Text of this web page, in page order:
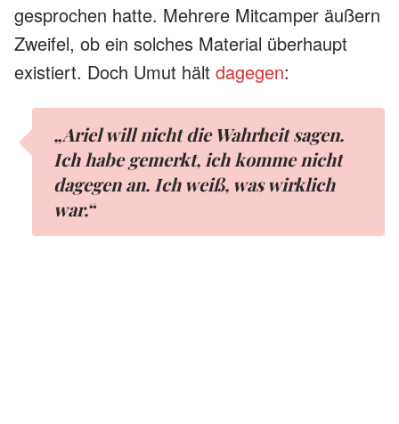
gesprochen hatte. Mehrere Mitcamper äußern
Zweifel, ob ein solches Material überhaupt
existiert. Doch Umut hält dagegen:
„Ariel will nicht die Wahrheit sagen.
Ich habe gemerkt, ich komme nicht
dagegen an. Ich weiß, was wirklich
war.“